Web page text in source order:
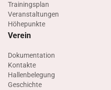
Trainingsplan
Veranstaltungen
Höhepunkte
Verein
Dokumentation
Kontakte
Hallenbelegung
Geschichte